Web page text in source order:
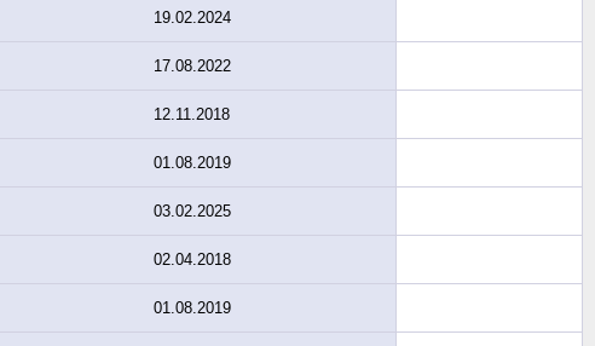
19.02.2024
17.08.2022
12.11.2018
01.08.2019
03.02.2025
02.04.2018
01.08.2019